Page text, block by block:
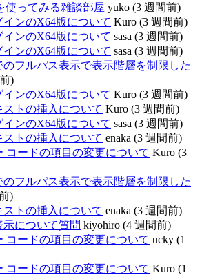
使ってみる雑談部屋 yuko (3 週間前)
ンのX64版について Kuro (3 週間前)
ンのX64版について sasa (3 週間前)
ンのX64版について sasa (3 週間前)
のフルパス表示で表示階層を制限した
)
ンのX64版について Kuro (3 週間前)
トの挿入について Kuro (3 週間前)
ンのX64版について sasa (3 週間前)
トの挿入について enaka (3 週間前)
コードの項目の変更について Kuro (3
のフルパス表示で表示階層を制限した
)
トの挿入について enaka (3 週間前)
について質問 kiyohiro (4 週間前)
コードの項目の変更について ucky (1
コードの項目の変更について Kuro (1